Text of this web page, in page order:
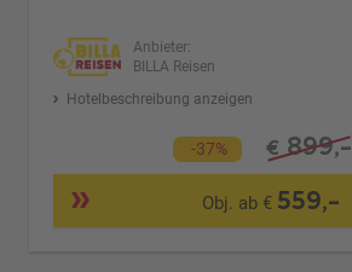
Anbieter:
BILLA Reisen
Hotelbeschreibung anzeigen
-37% € 899,-
Obj. ab € 559,-